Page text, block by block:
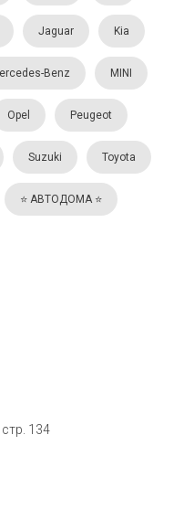
Jaguar Kia
Benz MINI
Opel Peugeot
Suzuki Toyota
⭐️ АВТОДОМА ⭐️
134